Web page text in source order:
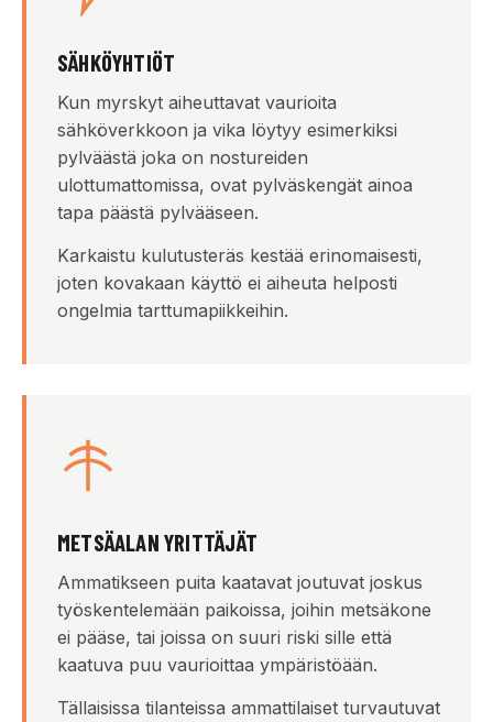
SÄHKÖYHTIÖT
Kun myrskyt aiheuttavat vaurioita
sähköverkkoon ja vika löytyy esimerkiksi
pylväästä joka on nostureiden
ulottumattomissa, ovat pylväskengät ainoa
tapa päästä pylvääseen.
Karkaistu kulutusteräs kestää erinomaisesti,
joten kovakaan käyttö ei aiheuta helposti
ongelmia tarttumapiikkeihin.
METSÄALAN YRITTÄJÄT
Ammatikseen puita kaatavat joutuvat joskus
työskentelemään paikoissa, joihin metsäkone
ei pääse, tai joissa on suuri riski sille että
kaatuva puu vaurioittaa ympäristöään.
Tällaisissa tilanteissa ammattilaiset turvautuvat